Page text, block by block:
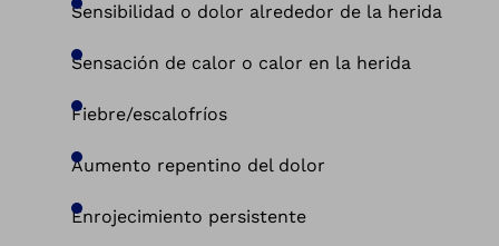
Sensibilidad o dolor alrededor de la herida
Sensación de calor o calor en la herida
Fiebre/escalofríos
Aumento repentino del dolor
Enrojecimiento persistente